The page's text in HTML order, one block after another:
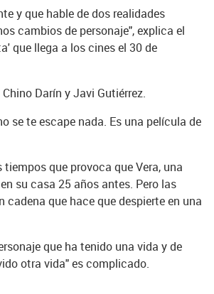
y que hable de dos realidades
cambios de personaje", explica el
que llega a los cines el 30 de
Darín y Javi Gutiérrez.
se te escape nada. Es una película de
que provoca que Vera, una
su casa 25 años antes. Pero las
que hace que despierte en una
que ha tenido una vida y de
otra vida" es complicado.